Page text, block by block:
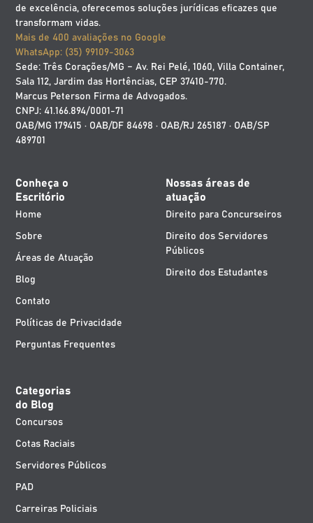
de excelência, oferecemos soluções jurídicas eficazes que
transformam vidas.
Mais de 400 avaliações no Google
WhatsApp: (35) 99109-3063
Sede: Três Corações/MG – Av. Rei Pelé, 1060, Villa Container,
Sala 112, Jardim das Hortências, CEP 37410-770.
Marcus Peterson Firma de Advogados.
CNPJ: 41.166.894/0001-71
OAB/MG 179415 · OAB/DF 84698 · OAB/RJ 265187 · OAB/SP
489701
Conheça o
Escritório
Home
Sobre
Áreas de Atuação
Blog
Contato
Políticas de Privacidade
Perguntas Frequentes
Nossas áreas de
atuação
Direito para Concurseiros
Direito dos Servidores
Públicos
Direito dos Estudantes
Categorias
do Blog
Concursos
Cotas Raciais
Servidores Públicos
PAD
Carreiras Policiais